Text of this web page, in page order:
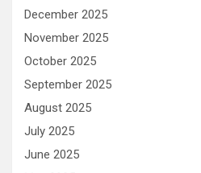
December 2025
November 2025
October 2025
September 2025
August 2025
July 2025
June 2025